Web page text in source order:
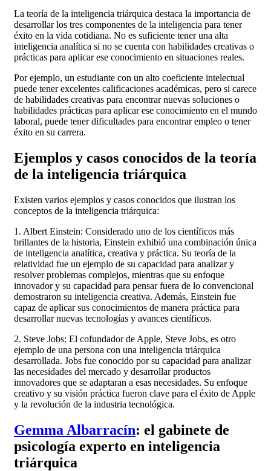
La teoría de la inteligencia triárquica destaca la importancia de
desarrollar los tres componentes de la inteligencia para tener
éxito en la vida cotidiana. No es suficiente tener una alta
inteligencia analítica si no se cuenta con habilidades creativas o
prácticas para aplicar ese conocimiento en situaciones reales.
Por ejemplo, un estudiante con un alto coeficiente intelectual
puede tener excelentes calificaciones académicas, pero si carece
de habilidades creativas para encontrar nuevas soluciones o
habilidades prácticas para aplicar ese conocimiento en el mundo
laboral, puede tener dificultades para encontrar empleo o tener
éxito en su carrera.
Ejemplos y casos conocidos de la teoría
de la inteligencia triárquica
Existen varios ejemplos y casos conocidos que ilustran los
conceptos de la inteligencia triárquica:
1. Albert Einstein: Considerado uno de los científicos más
brillantes de la historia, Einstein exhibió una combinación única
de inteligencia analítica, creativa y práctica. Su teoría de la
relatividad fue un ejemplo de su capacidad para analizar y
resolver problemas complejos, mientras que su enfoque
innovador y su capacidad para pensar fuera de lo convencional
demostraron su inteligencia creativa. Además, Einstein fue
capaz de aplicar sus conocimientos de manera práctica para
desarrollar nuevas tecnologías y avances científicos.
2. Steve Jobs: El cofundador de Apple, Steve Jobs, es otro
ejemplo de una persona con una inteligencia triárquica
desarrollada. Jobs fue conocido por su capacidad para analizar
las necesidades del mercado y desarrollar productos
innovadores que se adaptaran a esas necesidades. Su enfoque
creativo y su visión práctica fueron clave para el éxito de Apple
y la revolución de la industria tecnológica.
Gemma Albarracín: el gabinete de
psicología experto en inteligencia
triárquica